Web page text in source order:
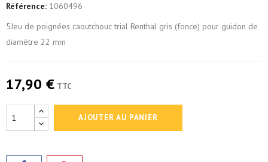
Référence: 1060496
5Jeu de poignées caoutchouc trial Renthal gris (fonce) pour guidon de
diamètre 22 mm
17,90 € TTC
AJOUTER AU PANIER